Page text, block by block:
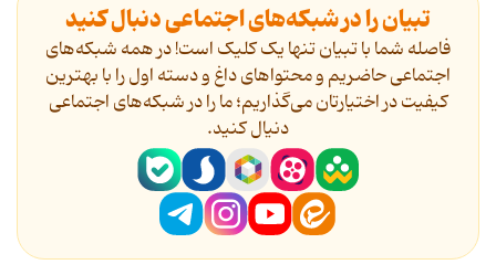
تبیان را در شبکه‌های اجتماعی دنبال کنید
فاصله شما با تبیان تنها یک کلیک است! در همه شبکه‌های
اجتماعی حاضریم و محتواهای داغ و دسته اول را با بهترین
کیفیت در اختیارتان می‌گذاریم؛ ما را در شبکه‌های اجتماعی
دنیال کنید.